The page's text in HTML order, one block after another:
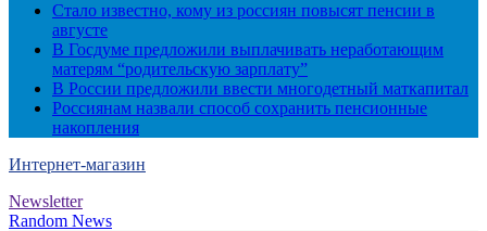
Стало известно, кому из россиян повысят пенсии в
августе
В Госдуме предложили выплачивать неработающим
матерям “родительскую зарплату”
В России предложили ввести многодетный маткапитал
Россиянам назвали способ сохранить пенсионные
накопления
Интернет-магазин
Newsletter
Random News